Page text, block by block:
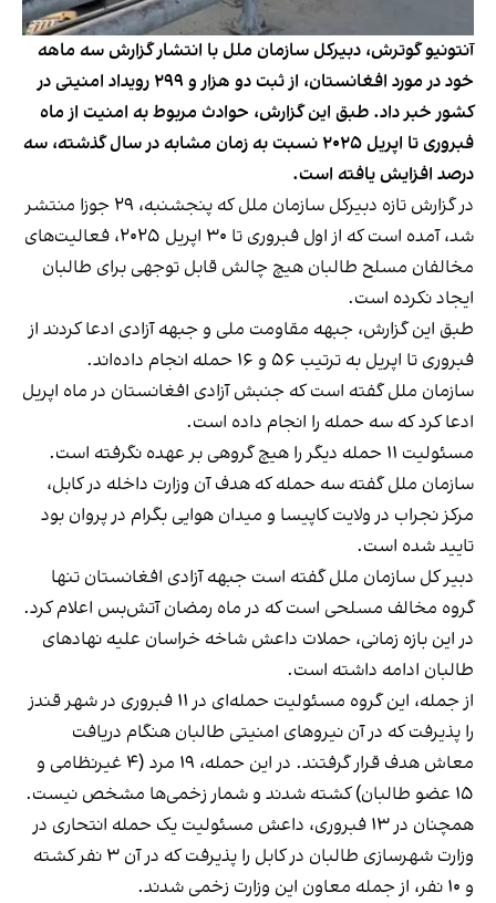
آنتونیو گوترش، دبیرکل سازمان ملل با انتشار گزارش سه ماهه
خود در مورد افغانستان، از ثبت دو هزار و ۲۹۹ رویداد امنیتی در
کشور خبر داد. طبق این گزارش، حوادث مربوط به امنیت از ماه
فبروری تا اپریل ۲۰۲۵ نسبت به زمان مشابه در سال گذشته، سه
درصد افزایش یافته است.
در گزارش تازه دبیرکل سازمان ملل که پنجشنبه، ۲۹ جوزا منتشر
شد، آمده است که از اول فبروری تا ۳۰ اپریل ۲۰۲۵، فعالیت‌های
مخالفان مسلح طالبان هیچ چالش قابل توجهی برای طالبان
ایجاد نکرده است.
طبق این گزارش، جبهه مقاومت ملی و جبهه آزادی ادعا کردند از
فبروری تا اپریل به ترتیب ۵۶ و ۱۶ حمله انجام داده‌اند.
سازمان ملل گفته است که جنبش آزادی افغانستان در ماه اپریل
ادعا کرد که سه حمله را انجام داده است.
مسئولیت ۱۱ حمله دیگر را هیچ گروهی بر عهده نگرفته است.
سازمان ملل گفته سه حمله که هدف آن‌ وزارت داخله در کابل،
مرکز نجراب در ولایت کاپیسا و میدان هوایی بگرام در پروان بود
تایید شده است.
دبیر کل سازمان ملل گفته است جبهه آزادی افغانستان تنها
گروه مخالف مسلحی است که در ماه رمضان آتش‌بس اعلام کرد.
در این بازه زمانی، حملات داعش شاخه خراسان علیه نهادهای
طالبان ادامه داشته است.
از جمله، این گروه مسئولیت حمله‌ای در ۱۱ فبروری در شهر قندز
را پذیرفت که در آن نیروهای امنیتی طالبان هنگام دریافت
معاش هدف قرار گرفتند. در این حمله، ۱۹ مرد (۴ غیرنظامی و
۱۵ عضو طالبان) کشته شدند و شمار زخمی‌ها مشخص نیست.
همچنان در ۱۳ فبروری، داعش مسئولیت یک حمله انتحاری در
وزارت شهرسازی طالبان در کابل را پذیرفت که در آن ۳ نفر کشته
و ۱۰ نفر، از جمله معاون این وزارت زخمی شدند.